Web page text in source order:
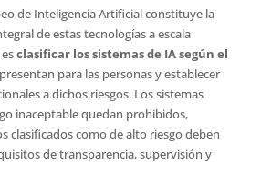
de Inteligencia Artificial constituye la
de estas tecnologías a escala
clasificar los sistemas de IA según el
para las personas y establecer
a dichos riesgos. Los sistemas
inaceptable quedan prohibidos,
clasificados como de alto riesgo deben
de transparencia, supervisión y